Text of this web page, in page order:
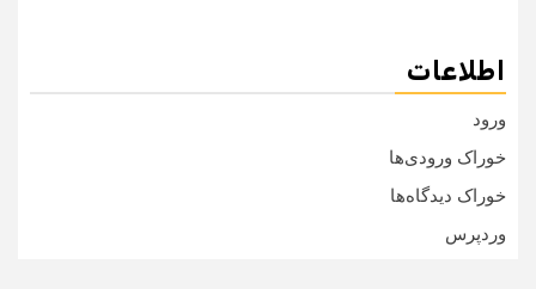
اطلاعات
ورود
خوراک ورودی‌ها
خوراک دیدگاه‌ها
وردپرس